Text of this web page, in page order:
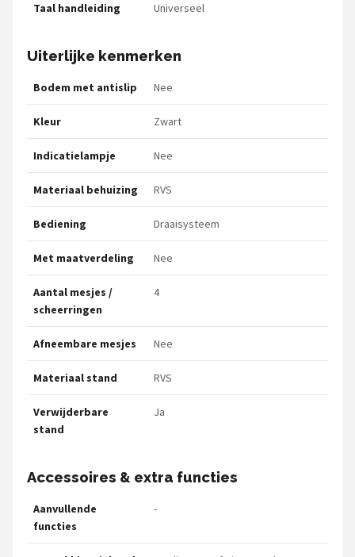
Taal handleiding Universeel
Uiterlijke kenmerken
Bodem met antislip Nee
Kleur Zwart
Indicatielampje Nee
Materiaal behuizing RVS
Bediening Draaisysteem
Met maatverdeling Nee
Aantal mesjes /
scheerringen
4
Afneembare mesjes Nee
Materiaal stand RVS
Verwijderbare
stand
Ja
Accessoires & extra functies
Aanvullende
functies
-